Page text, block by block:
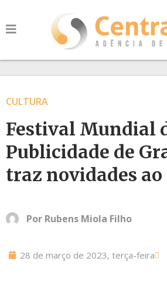
CULTURA
Festival Mundial
Publicidade de
traz novidades
Por Rubens Miola Filho
28 de março de 2023, terça-feira